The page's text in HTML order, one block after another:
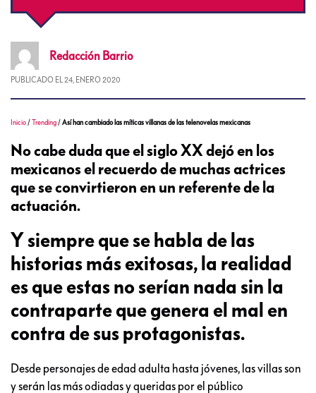
Redacción Barrio
PUBLICADO EL 24, ENERO 2020
Inicio /Trending /Así han cambiado las míticas villanas de las telenovelas mexicanas
No cabe duda que el siglo XX dejó en los
mexicanos el recuerdo de muchas actrices
que se convirtieron en un referente de la
actuación.
Y siempre que se habla de las
historias más exitosas, la realidad
es que estas no serían nada sin la
contraparte que genera el mal en
contra de sus protagonistas.
Desde personajes de edad adulta hasta jóvenes, las villas son
y serán las más odiadas y queridas por el público